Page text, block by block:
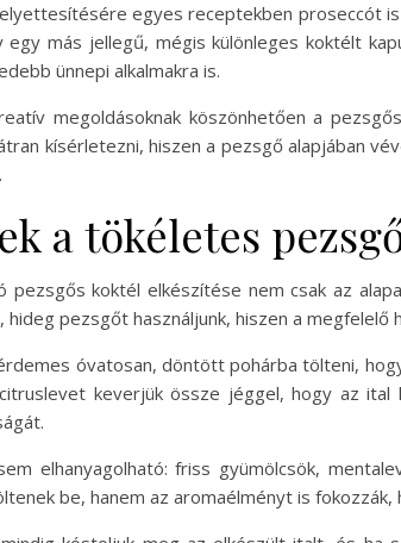
egyes receptekben proseccót is
egy más jellegű, mégis különleges koktélt
ünnepi alkalmakra is.
megoldásoknak köszönhetően a
kísérletezni, hiszen a pezsgő alapjában
a tökéletes
pezsgős koktél elkészítése nem csak az
hideg pezsgőt használjunk, hiszen a
óvatosan, döntött pohárba tölteni,
keverjük össze jéggel, hogy az
elhanyagolható: friss gyümölcsök,
be, hanem az aromaélményt is